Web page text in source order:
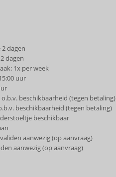
dagen
dagen
1x per week
uur
beschikbaarheid (tegen betaling)
beschikbaarheid (tegen betaling)
beschikbaar
aanwezig (op aanvraag)
aanwezig (op aanvraag)